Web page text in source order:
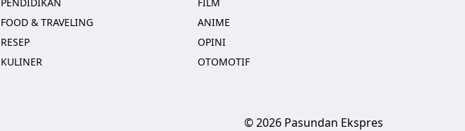
FOOD & TRAVELING
RESEP
KULINER
ANIME
OPINI
OTOMOTIF
© 2026 Pasundan Ekspres